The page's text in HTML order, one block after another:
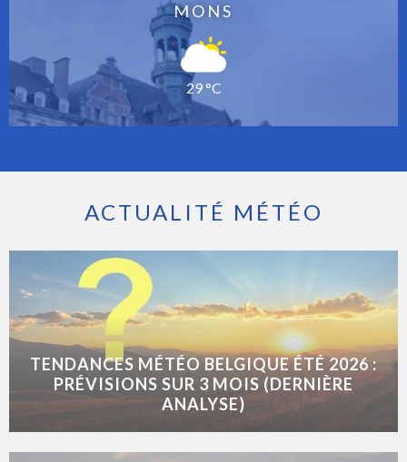
MONS
29 °C
ACTUALITÉ MÉTÉO
TENDANCES MÉTÉO BELGIQUE ÉTÉ 2026 :
PRÉVISIONS SUR 3 MOIS (DERNIÈRE
ANALYSE)